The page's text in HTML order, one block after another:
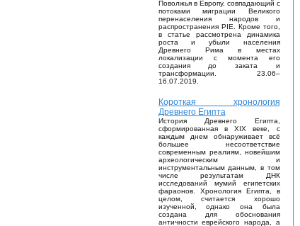
Поволжья в Европу, совпадающий с
потоками миграции Великого
перенаселения народов и
распространения PIE. Кроме того,
в статье рассмотрена динамика
роста и убыли населения
Древнего Рима в местах
локализации с момента его
создания до заката и
трансформации. 23.06–
16.07.2019.
Короткая хронология
Древнего Египта
История Древнего Египта,
сформированная в XIX веке, с
каждым днем обнаруживает всё
большее несоответствие
современным реалиям, новейшим
археологическим и
инструментальным данным, в том
числе результатам ДНК
исследований мумий египетских
фараонов. Хронология Египта, в
целом, считается хорошо
изученной, однако она была
создана для обоснования
античности еврейского народа, а